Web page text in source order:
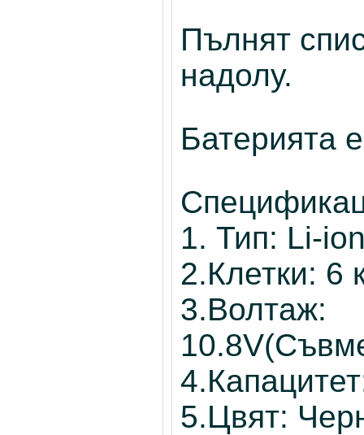
Пълнят
надолу.
Батерията
1. Тип: Li-
2.Клетки: 6
3.Волтаж:
5.Цвят: